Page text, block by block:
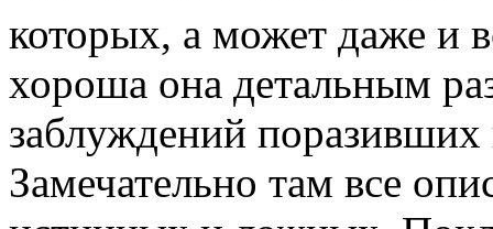
которых, а может даже и
хороша она детальным
заблуждений
Замечательно там все